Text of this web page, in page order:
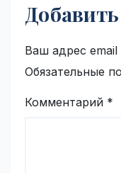
Ваш адрес email
Обязательные
Комментарий *